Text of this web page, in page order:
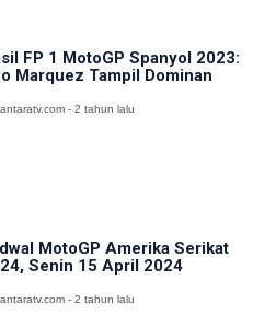
FP 1 MotoGP Spanyol 2023:
Marquez Tampil Dominan
- 2 tahun lalu
MotoGP Amerika Serikat
Senin 15 April 2024
- 2 tahun lalu